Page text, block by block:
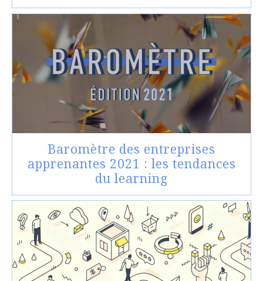
Baromètre des entreprises
apprenantes 2021 : les tendances
du learning